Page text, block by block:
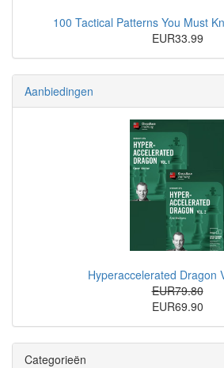
100 Tactical Patterns You Must
EUR33.99
Aanbiedingen
Hyperaccelerated Dragon
EUR79.80
EUR69.90
Categorieën